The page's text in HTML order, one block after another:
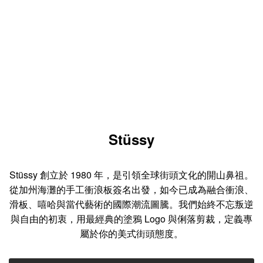
Stüssy
Stüssy 創立於 1980 年，是引領全球街頭文化的開山鼻祖。
從加州海灘的手工衝浪板簽名出發，如今已成為融合衝浪、
滑板、嘻哈與當代藝術的國際潮流圖騰。我們始終不忘叛逆
與自由的初衷，用最經典的塗鴉 Logo 與俐落剪裁，定義專
屬於你的美式街頭態度。